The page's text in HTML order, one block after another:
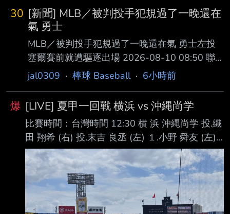
軍主投2.2局無失分，被敲2支安打，送出2次三
振與2 次保送，最快球速達155公里，防禦率降
至2.50。 不過值得注意的是，張峻瑋在第3局出
現球速明顯下降情況，隨後向教練團反映身體不
適， 提前退場休息，軟銀二軍最終仍以7：6擊
敗橫濱DeNA二軍。 張峻瑋日前升格支配下球員
後，上一場面對歐力士二軍先發時表現亮眼，靠
著最快156公里 火球
30 [新聞] MLB／被判投手犯規過了一晚還在
氣 勇士
MLB／被判投手犯規過了一晚還在氣 勇士左投
塞爾賽前就遭驅逐出場 2026-08-10 08:50 聯
合報／ 記者陳宛晶／即時報導 勇士隊左投塞爾
論，事過一晚，顯然還沒消 氣，今天賽前在場
邊看到正要走上場的裁判，忍不住再度開口，這
回遭到驅逐出場，罕見在 未出賽的日子被趕出
場。 塞爾昨天面對洋基先發，插曲發生於第五
局被該役擔任主審的梅澤爾（Dan Merzel）抓投
手 犯規，當時對此不滿爭論，總教練維斯
（Walt Weiss）上前擋在兩人之前，塞爾在爭
執之
jal0309 · 棒球 Baseball· 6小時前
爆 [LIVE] 夏甲一回戰 横浜 vs 沖縄尚学
比賽時間：台灣時間 12:30 横 浜 沖縄尚学 投.織
田 翔希 (右) 投.末吉 良丞 (左) １.小野 舜友 (左)
一 １.仲間 夢祈 (右) 中 ２.小林 大雅 (左) 中 ２.玉
那覇 宝生 (右) 三 ３.池田 聖摩 (左) 遊 ３.慶留間
大武 (左) 二 ４.川上 慧 (左) 三 ４.仲村 虹星 (右)
左 ５.江坂 佳史 (右) 左 ５.久田 亜友斗 (右) 右 ６.
田島 陽翔 (左) 二 ６.末吉 良丞 (左) 指 ７.安食 琥